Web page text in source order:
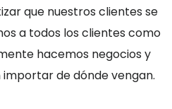
que nuestros clientes se
a todos los clientes como
hacemos negocios y
importar de dónde vengan.